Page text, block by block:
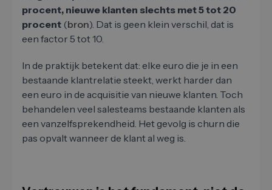
procent, nieuwe klanten slechts met 5 tot 20
procent (bron). Dat is geen klein verschil, dat is
een factor 5 tot 10.
In de praktijk betekent dat: elke euro die je in een
bestaande klantrelatie steekt, werkt harder dan
een euro in de acquisitie van nieuwe klanten. Toch
behandelen veel salesteams bestaande klanten als
een vanzelfsprekendheid. Het gevolg is churn die
pas opvalt wanneer de klant al weg is.